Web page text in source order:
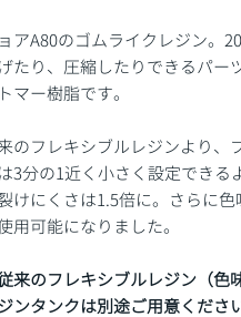
アA80のゴムライクレジン。
たり、圧縮したりできるパー
マー樹脂です。
のフレキシブルレジンより、
3分の1近く小さく設定でき
けにくさは1.5倍に。さらに
用可能になりました。
来のフレキシブルレジン（色
ンタンクは別途ご用意くださ